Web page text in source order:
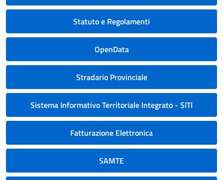
Statuto e Regolamenti
OpenData
Stradario Provinciale
Sistema Informativo Territoriale Integrato - SITI
Fatturazione Elettronica
SAMTE